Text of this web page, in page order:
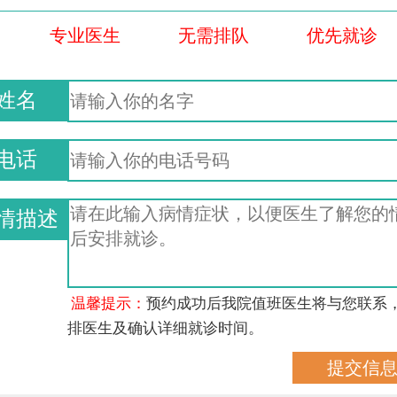
专业医生 无需排队 优先就诊
名
话
描述
温馨提示：预约成功后我院值班医生将与您联系
排医生及确认详细就诊时间。